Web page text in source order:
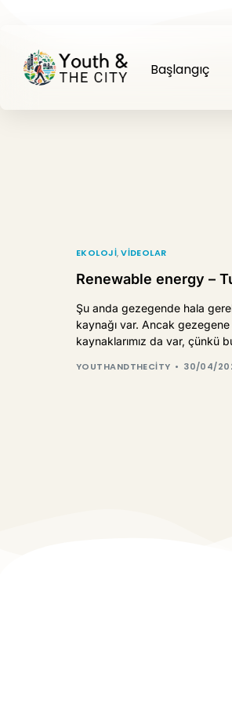
Başlangıç
EKOLOJI,VIDEOLAR
Renewable energy –
Şu anda gezegende hala
kaynağı var. Ancak
kaynaklarımız da var, çünkü
YOUTHANDTHECITY 30/04/